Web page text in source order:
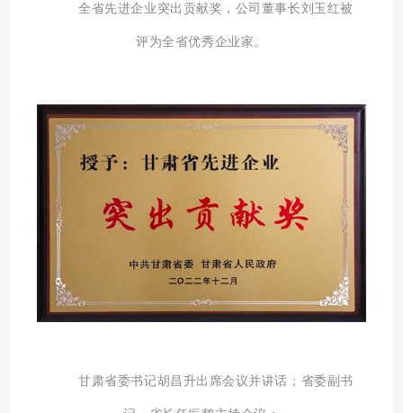
全省先进企业突出贡献奖，公司董事长刘玉红被
评为全省优秀企业家。
甘肃省委书记胡昌升出席会议并讲话；省委副书